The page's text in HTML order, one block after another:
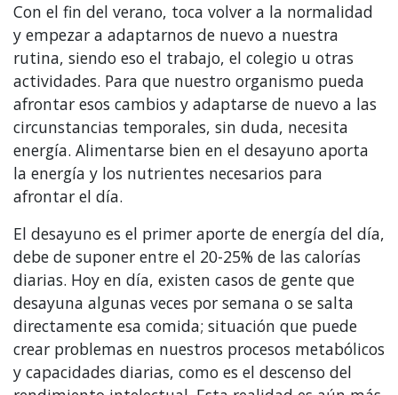
Con el fin del verano, toca volver a la normalidad
y empezar a adaptarnos de nuevo a nuestra
rutina, siendo eso el trabajo, el colegio u otras
actividades. Para que nuestro organismo pueda
afrontar esos cambios y adaptarse de nuevo a las
circunstancias temporales, sin duda, necesita
energía. Alimentarse bien en el desayuno aporta
la energía y los nutrientes necesarios para
afrontar el día.
El desayuno es el primer aporte de energía del día,
debe de suponer entre el 20-25% de las calorías
diarias. Hoy en día, existen casos de gente que
desayuna algunas veces por semana o se salta
directamente esa comida; situación que puede
crear problemas en nuestros procesos metabólicos
y capacidades diarias, como es el descenso del